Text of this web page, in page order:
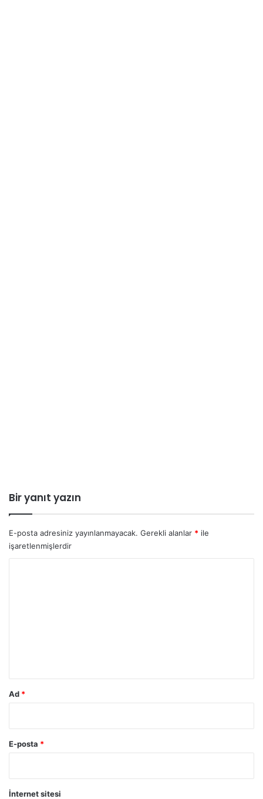
Bir yanıt yazın
E-posta adresiniz yayınlanmayacak. Gerekli alanlar * ile
işaretlenmişlerdir
Ad *
E-posta *
İnternet sitesi